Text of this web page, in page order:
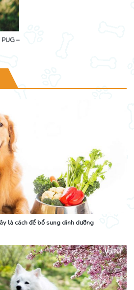
–
là cách để bổ sung dinh dưỡng